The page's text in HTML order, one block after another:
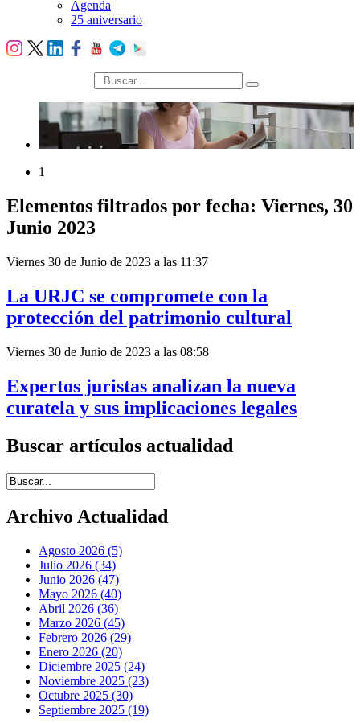
Agenda
25 aniversario
búsqueda
1
Elementos filtrados por fecha: Viernes, 30
Junio 2023
Viernes 30 de Junio de 2023 a las 11:37
La URJC se compromete con la
protección del patrimonio cultural
Viernes 30 de Junio de 2023 a las 08:58
Expertos juristas analizan la nueva
curatela y sus implicaciones legales
Buscar artículos actualidad
Introduce términos de búsqueda
Archivo Actualidad
Agosto 2026 (5)
Julio 2026 (34)
Junio 2026 (47)
Mayo 2026 (40)
Abril 2026 (36)
Marzo 2026 (45)
Febrero 2026 (29)
Enero 2026 (20)
Diciembre 2025 (24)
Noviembre 2025 (23)
Octubre 2025 (30)
Septiembre 2025 (19)